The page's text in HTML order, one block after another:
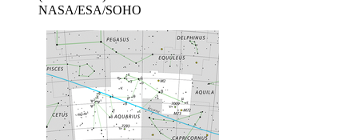
NASA/ESA/SOHO